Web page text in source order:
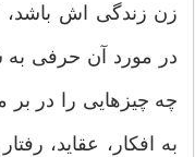
زن زندگی اش
در مورد آن حرفی به
چه چیزهایی را در
به افکار، عقاید،